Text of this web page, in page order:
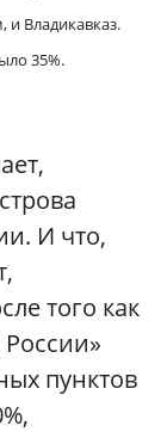
Владикавказ.
35%.
И что,
того как
пунктов